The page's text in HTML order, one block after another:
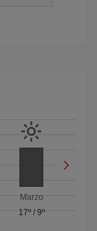
Marzo
17º/ 9º